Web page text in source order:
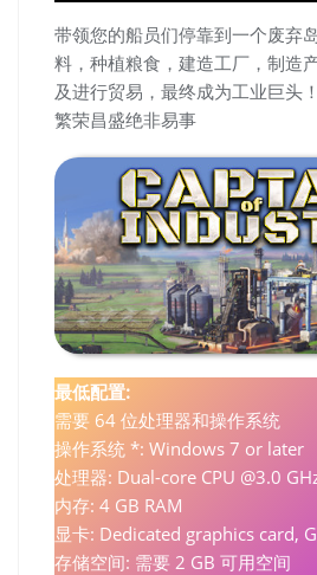
带领您的船员们停靠到一个废弃
料，种植粮食，建造工厂，制造
及进行贸易，最终成为工业巨头
繁荣昌盛绝非易事
最低配置:
需要 64 位处理器和操作系统
操作系统 *: Windows 7 or later
处理器: Dual-core CPU @3.0
内存: 4 GB RAM
显卡: Dedicated graphics card,
存储空间: 需要 2 GB 可用空间